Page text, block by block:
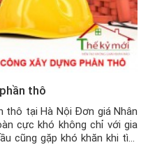
thô
thô tại Hà Nội Đơn giá Nhân
cực khó không chỉ với gia
cũng gặp khó khăn khi tìm